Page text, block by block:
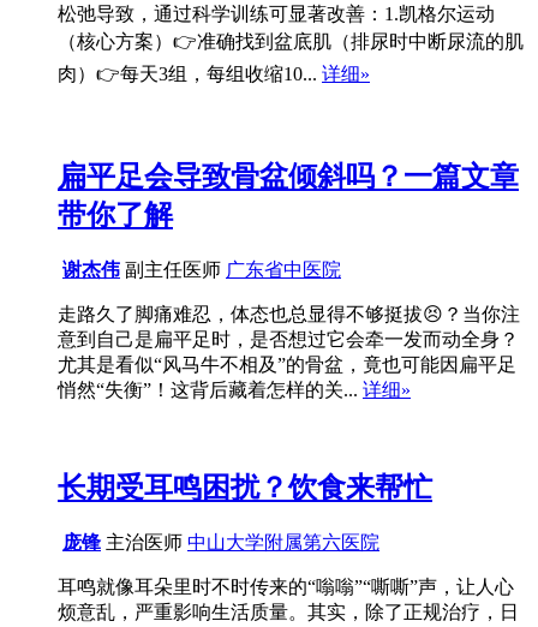
松弛导致，通过科学训练可显著改善：1.凯格尔运动
（核心方案）👉准确找到盆底肌（排尿时中断尿流的肌
肉）👉每天3组，每组收缩10... 详细»
扁平足会导致骨盆倾斜吗？一篇文章
带你了解
谢杰伟 副主任医师 广东省中医院
走路久了脚痛难忍，体态也总显得不够挺拔😣？当你注
意到自己是扁平足时，是否想过它会牵一发而动全身？
尤其是看似“风马牛不相及”的骨盆，竟也可能因扁平足
悄然“失衡”！这背后藏着怎样的关... 详细»
长期受耳鸣困扰？饮食来帮忙
庞锋 主治医师 中山大学附属第六医院
耳鸣就像耳朵里时不时传来的“嗡嗡”“嘶嘶”声，让人心
烦意乱，严重影响生活质量。其实，除了正规治疗，日